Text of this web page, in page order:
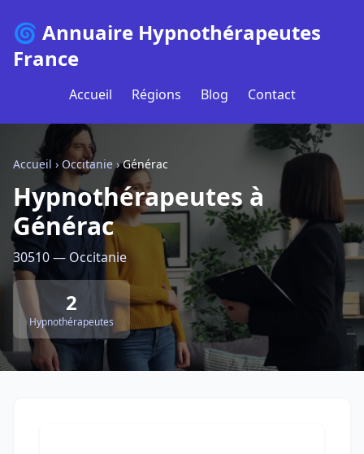
🌀 Annuaire Hypnothérapeutes
France
Accueil Régions Blog Contact
Accueil › Occitanie ›Générac
Hypnothérapeutes à
Générac
30510 — Occitanie
2
Hypnothérapeutes